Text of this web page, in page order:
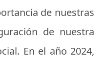
de nuestras
de nuestra
En el año 2024,